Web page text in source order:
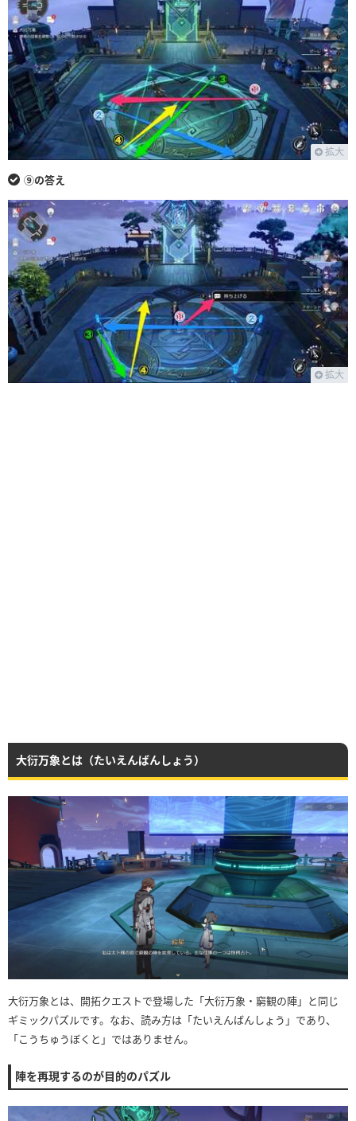
拡大
⑨の答え
拡大
大衍万象とは（たいえんばんしょう）
大衍万象とは、開拓クエストで登場した「大衍万象・窮観の陣」と同じ
ギミックパズルです。なお、読み方は「たいえんばんしょう」であり、
「こうちゅうぼくと」ではありません。
陣を再現するのが目的のパズル